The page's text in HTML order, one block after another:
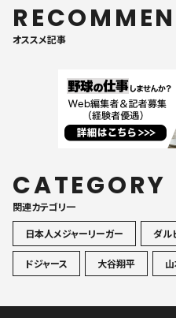
オススメ記事
CATEGORY
関連カテゴリ一
日本人メジャーリーガー
ダル
ドジャース 大谷翔平